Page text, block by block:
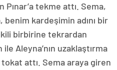
tekme attı. Sema,
benim kardeşimin adını bir
ikili birbirine tekrardan
Aleyna’nın uzaklaştırma
tokat attı. Sema araya giren